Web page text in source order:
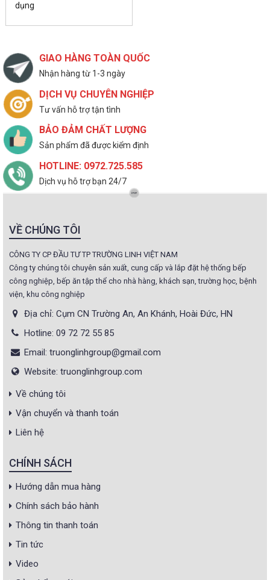
dụng
GIAO HÀNG TOÀN QUỐC
Nhận hàng từ 1-3 ngày
DỊCH VỤ CHUYÊN NGHIỆP
Tư vấn hỗ trợ tận tình
BẢO ĐẢM CHẤT LƯỢNG
Sản phẩm đã được kiểm định
HOTLINE: 0972.725.585
Dịch vụ hỗ trợ bạn 24/7
VỀ CHÚNG TÔI
CÔNG TY CP ĐẦU TƯ TP TRƯỜNG LINH VIỆT NAM
Công ty chúng tôi chuyên sản xuất, cung cấp và lắp đặt hệ thống bếp
công nghiệp, bếp ăn tập thể cho nhà hàng, khách sạn, trường học, bệnh
viện, khu công nghiệp
Địa chỉ: Cụm CN Trường An, An Khánh, Hoài Đức, HN
Hotline: 09 72 72 55 85
Email: truonglinhgroup@gmail.com
Website: truonglinhgroup.com
Về chúng tôi
Vận chuyển và thanh toán
Liên hệ
CHÍNH SÁCH
Hướng dẫn mua hàng
Chính sách bảo hành
Thông tin thanh toán
Tin tức
Video